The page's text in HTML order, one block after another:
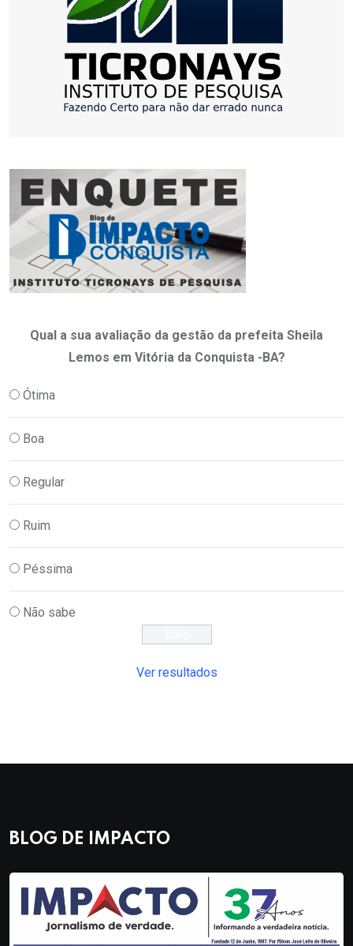
Qual a sua avaliação da gestão da prefeita Sheila
Lemos em Vitória da Conquista -BA?
Ótima
Boa
Regular
Ruim
Péssima
Não sabe
Ver resultados
BLOG DE IMPACTO